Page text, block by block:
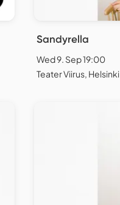
Sandyrella
Wed 9. Sep 19:00
Teater Viirus, Helsinki